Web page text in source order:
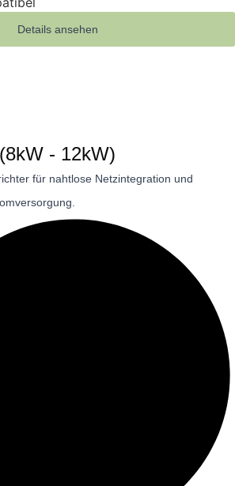
Details ansehen
- 12kW)
für nahtlose Netzintegration und